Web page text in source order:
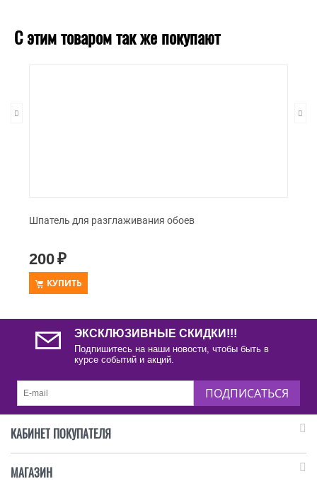
С этим товаром так же покупают
Шпатель для разглаживания обоев
200₽
КУПИТЬ
ЭКСКЛЮЗИВНЫЕ СКИДКИ!!!
Подпишитесь на наши новости, чтобы быть в
курсе событий и акций.
ПОДПИСАТЬСЯ
КАБИНЕТ ПОКУПАТЕЛЯ
МАГАЗИН